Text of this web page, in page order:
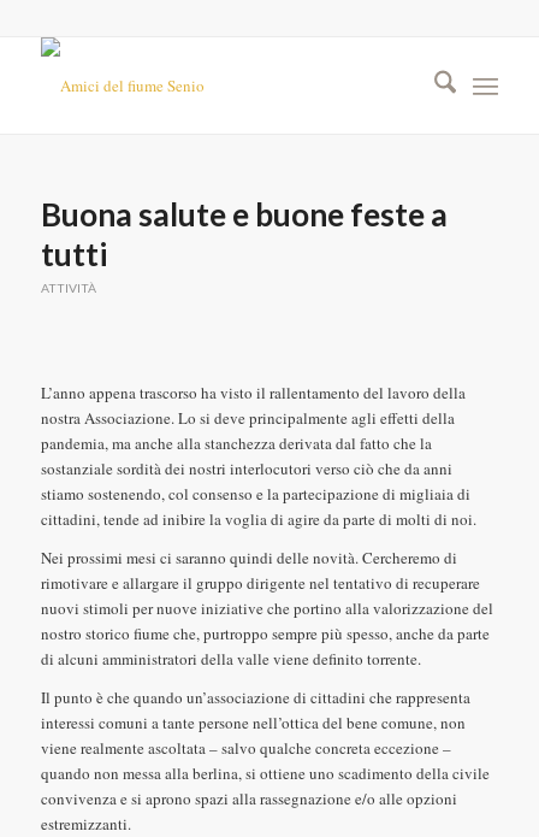
Buona salute e buone feste a
tutti
ATTIVITÀ
L’anno appena trascorso ha visto il rallentamento del lavoro della
nostra Associazione. Lo si deve principalmente agli effetti della
pandemia, ma anche alla stanchezza derivata dal fatto che la
sostanziale sordità dei nostri interlocutori verso ciò che da anni
stiamo sostenendo, col consenso e la partecipazione di migliaia di
cittadini, tende ad inibire la voglia di agire da parte di molti di noi.
Nei prossimi mesi ci saranno quindi delle novità. Cercheremo di
rimotivare e allargare il gruppo dirigente nel tentativo di recuperare
nuovi stimoli per nuove iniziative che portino alla valorizzazione del
nostro storico fiume che, purtroppo sempre più spesso, anche da parte
di alcuni amministratori della valle viene definito torrente.
Il punto è che quando un’associazione di cittadini che rappresenta
interessi comuni a tante persone nell’ottica del bene comune, non
viene realmente ascoltata – salvo qualche concreta eccezione –
quando non messa alla berlina, si ottiene uno scadimento della civile
convivenza e si aprono spazi alla rassegnazione e/o alle opzioni
estremizzanti.